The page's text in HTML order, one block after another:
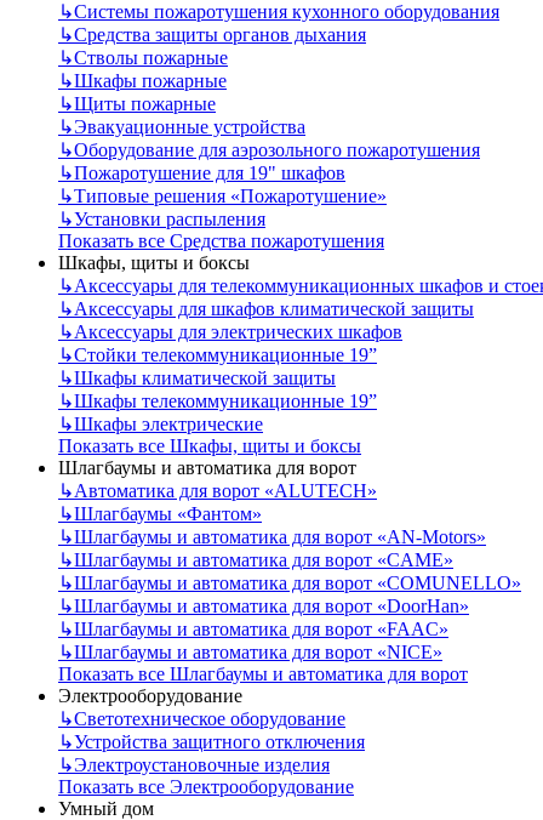
↳Системы пожаротушения кухонного оборудования
↳Средства защиты органов дыхания
↳Стволы пожарные
↳Шкафы пожарные
↳Щиты пожарные
↳Эвакуационные устройства
↳Оборудование для аэрозольного пожаротушения
↳Пожаротушение для 19" шкафов
↳Типовые решения «Пожаротушение»
↳Установки распыления
Показать все Средства пожаротушения
Шкафы, щиты и боксы
↳Аксессуары для телекоммуникационных шкафов и
↳Аксессуары для шкафов климатической защиты
↳Аксессуары для электрических шкафов
↳Стойки телекоммуникационные 19”
↳Шкафы климатической защиты
↳Шкафы телекоммуникационные 19”
↳Шкафы электрические
Показать все Шкафы, щиты и боксы
Шлагбаумы и автоматика для ворот
↳Автоматика для ворот «ALUTECH»
↳Шлагбаумы «Фантом»
↳Шлагбаумы и автоматика для ворот «AN-Motors»
↳Шлагбаумы и автоматика для ворот «CAME»
↳Шлагбаумы и автоматика для ворот «COMUNELLO»
↳Шлагбаумы и автоматика для ворот «DoorHan»
↳Шлагбаумы и автоматика для ворот «FAAC»
↳Шлагбаумы и автоматика для ворот «NICE»
Показать все Шлагбаумы и автоматика для ворот
Электрооборудование
↳Светотехническое оборудование
↳Устройства защитного отключения
↳Электроустановочные изделия
Показать все Электрооборудование
Умный дом